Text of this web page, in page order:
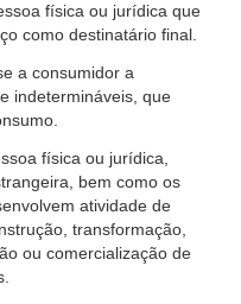
física ou jurídica que
como destinatário final.
a consumidor a
indetermináveis, que
física ou jurídica,
bem como os
atividade de
transformação,
ou comercialização de